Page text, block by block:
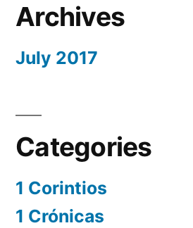
Archives
July 2017
Categories
1 Corintios
1 Crónicas